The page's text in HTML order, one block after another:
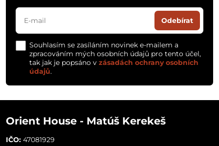
Odebírat
Souhlasím se zasíláním novinek e-mailem a
zpracováním mých osobních údajů pro tento účel,
tak jak je popsáno v zásadách ochrany osobních
údajů.
Orient House - Matúš Kerekeš
IČO: 47081929